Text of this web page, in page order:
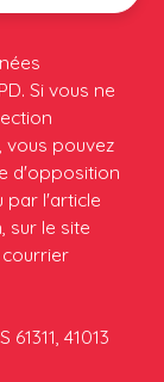
Si vous ne
vous pouvez
d'opposition
par l'article
sur le site
41013